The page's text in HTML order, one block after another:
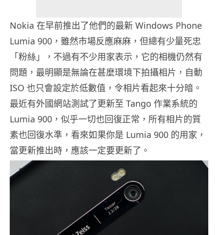
Nokia 在早前推出了他們的最新 Windows Phone
Lumia 900，雖然市場反應麻麻，但總有少量死忠
「粉絲」，不過有不少用家表示，它的相機仍然有
問題，最明顯是無論在甚麼環境下拍攝相片，自動
ISO 也只會設定於低數值，令相片看起來十分暗。
最近有外國網站測試了更新至 Tango 作業系統的
Lumia 900，似乎一切也回復正常，所有相片的質
素也回復水準，看來如果你是 Lumia 900 的用家，
當更新推出時，應該一定要更新了。